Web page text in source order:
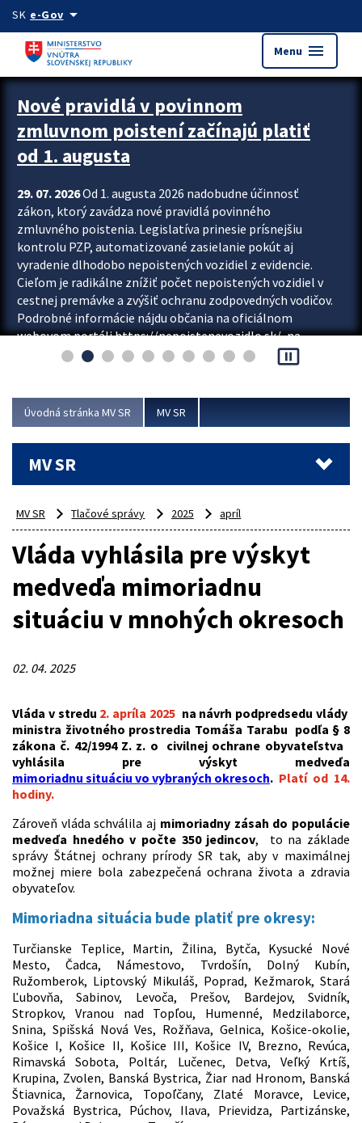
Preskocit na hlavný obsah
SK e-Govarrow_drop_down
Menu menu
Zastavit automatický posun upútavok
Nové pravidlá v povinnom
zmluvnom poistení začínajú platiť
od 1. augusta
29. 07. 2026Od 1. augusta 2026 nadobudne účinnosť
zákon, ktorý zavádza nové pravidlá povinného
zmluvného poistenia. Legislatíva prinesie prísnejšiu
kontrolu PZP, automatizované zasielanie pokút aj
vyradenie dlhodobo nepoistených vozidiel z evidencie.
Cieľom je radikálne znížiť počet nepoistených vozidiel v
cestnej premávke a zvýšiť ochranu zodpovedných vodičov.
Podrobné informácie nájdu občania na oficiálnom
webovom portáli https://nepoistenevozidlo.sk/, na
ktorom od augusta pribudne aj možnosť overiť si...
pause_presentation
Úvodná stránka MV SR MV SR
MV SR
MV SR Tlačové správy 2025 apríl
Vláda vyhlásila pre výskyt
medveďa mimoriadnu
situáciu v mnohých okresoch
02. 04. 2025
Vláda v stredu 2. apríla 2025 na návrh podpredsedu vlády
ministra životného prostredia Tomáša Tarabu podľa § 8
zákona č. 42/1994 Z. z. o civilnej ochrane obyvateľstva
vyhlásila pre výskyt medveďa
mimoriadnu situáciu vo vybraných okresoch. Platí od 14.
hodiny.
Zároveň vláda schválila aj mimoriadny zásah do populácie
medveďa hnedého v počte 350 jedincov, to na základe
správy Štátnej ochrany prírody SR tak, aby v maximálnej
možnej miere bola zabezpečená ochrana života a zdravia
obyvateľov.
Mimoriadna situácia bude platiť pre okresy:
Turčianske Teplice, Martin, Žilina, Bytča, Kysucké Nové
Mesto, Čadca, Námestovo, Tvrdošín, Dolný Kubín,
Ružomberok, Liptovský Mikuláš, Poprad, Kežmarok, Stará
Ľubovňa, Sabinov, Levoča, Prešov, Bardejov, Svidník,
Stropkov, Vranou nad Topľou, Humenné, Medzilaborce,
Snina, Spišská Nová Ves, Rožňava, Gelnica, Košice-okolie,
Košice I, Košice II, Košice III, Košice IV, Brezno, Revúca,
Rimavská Sobota, Poltár, Lučenec, Detva, Veľký Krtíš,
Krupina, Zvolen, Banská Bystrica, Žiar nad Hronom, Banská
Štiavnica, Žarnovica, Topoľčany, Zlaté Moravce, Levice,
Považská Bystrica, Púchov, Ilava, Prievidza, Partizánske,